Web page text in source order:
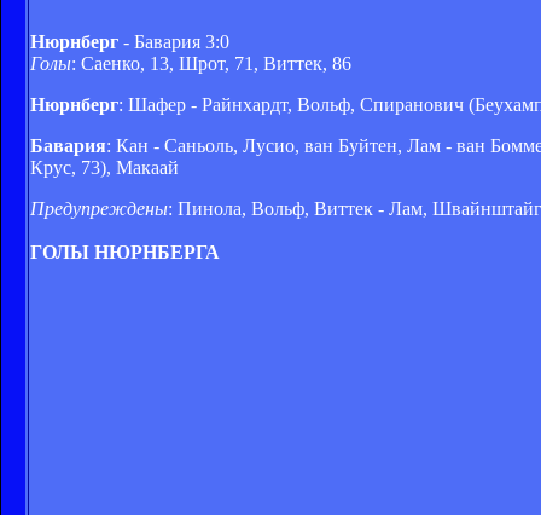
Нюрнберг - Бавария 3:0
Голы: Саенко, 13, Шрот, 71, Виттек, 86
Нюрнберг: Шафер - Райнхардт, Вольф, Спиранович
Бавария: Кан - Саньоль, Лусио, ван Буйтен, Лам - ван
Крус, 73), Макаай
Предупреждены: Пинола, Вольф, Виттек - Лам,
ГОЛЫ НЮРНБЕРГА